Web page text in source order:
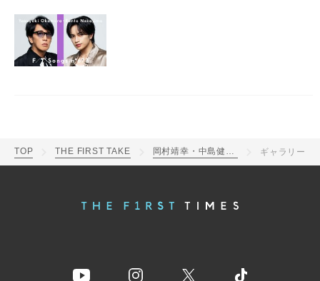
TOP THE FIRST TAKE 岡村靖幸・中島健人 – 瞬発的に恋しよう / THE FIRST TAKE ギャラリー